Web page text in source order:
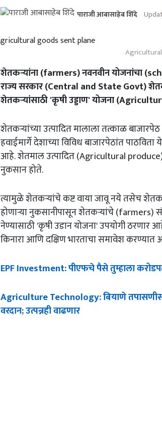
पाराजी आबासाहेब शिंदे
शेतकऱ्यांना (farmers) नवनवीन योजनांचा
राज्य सरकार (Central and State Govt)
शेतकऱ्यांसाठी 'कृषी उड्डाण' योजना
शेतकऱ्यांच्या उत्पादित मालाला तत्काळ
हवाईमार्गे देशाच्या विविध बाजारपेठांत
आहे. शेतमाल उत्पादित (Agricultural
नुकसान होते.
त्यामुळे शेतकऱ्यांचे कष्ट वाया जावू नये तसेच
होणाऱ्या नुकसानीपासून शेतकऱ्यांचे (farmers)
नेण्यासाठी 'कृषी उडान योजना' उपयोगी ठरणार
किनारा आणि दक्षिण भारताचा समावेश
EPF Investment: पीएफचे पैसे तुम्हाला
Agriculture Technology: बियाणे
वरदान; उत्पन्नही वाढणार